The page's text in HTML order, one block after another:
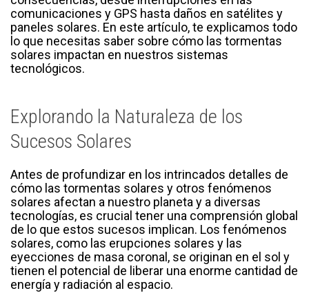
comunicaciones y GPS hasta daños en satélites y
paneles solares. En este artículo, te explicamos todo
lo que necesitas saber sobre cómo las tormentas
solares impactan en nuestros sistemas
tecnológicos.
Explorando la Naturaleza de los
Sucesos Solares
Antes de profundizar en los intrincados detalles de
cómo las tormentas solares y otros fenómenos
solares afectan a nuestro planeta y a diversas
tecnologías, es crucial tener una comprensión global
de lo que estos sucesos implican. Los fenómenos
solares, como las erupciones solares y las
eyecciones de masa coronal, se originan en el sol y
tienen el potencial de liberar una enorme cantidad de
energía y radiación al espacio.